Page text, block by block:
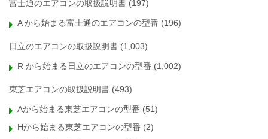
富士通のエアコンの取扱説明書 (197)
A から始まる富士通のエアコンの型番 (196)
日立のエアコンの取扱説明書 (1,003)
R から始まる日立のエアコンの型番 (1,002)
東芝エアコンの取扱説明書 (493)
Aから始まる東芝エアコンの型番 (51)
Hから始まる東芝エアコンの型番 (2)